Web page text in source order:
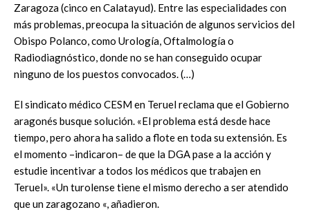
Zaragoza (cinco en Calatayud). Entre las especialidades con
más problemas, preocupa la situación de algunos servicios del
Obispo Polanco, como Urología, Oftalmología o
Radiodiagnóstico, donde no se han conseguido ocupar
ninguno de los puestos convocados. (…)
El sindicato médico CESM en Teruel reclama que el Gobierno
aragonés busque solución. «El problema está desde hace
tiempo, pero ahora ha salido a flote en toda su extensión. Es
el momento –indicaron– de que la DGA pase a la acción y
estudie incentivar a todos los médicos que trabajen en
Teruel». «Un turolense tiene el mismo derecho a ser atendido
que un zaragozano «, añadieron.